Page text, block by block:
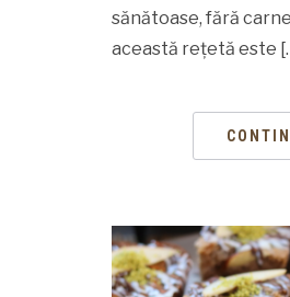
sănătoase, fără
această rețetă este